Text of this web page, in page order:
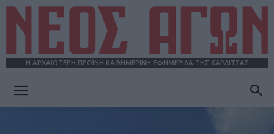
Η ΑΡΧΑΙΟΤΕΡΗ ΠΡΩΪΝΗ ΚΑΘΗΜΕΡΙΝΗ ΕΦΗΜΕΡΙΔΑ ΤΗΣ ΚΑΡΔΙΤΣΑΣ